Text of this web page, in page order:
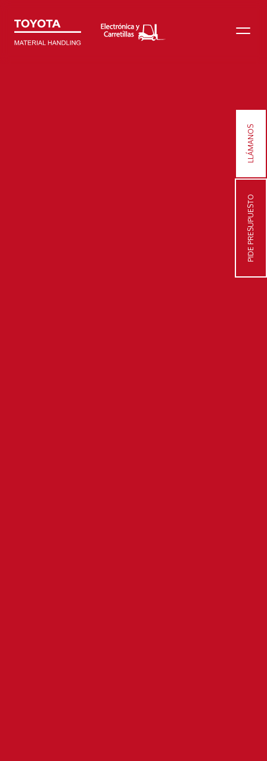
PIDE PRESUPUESTO
LLÁMANOS